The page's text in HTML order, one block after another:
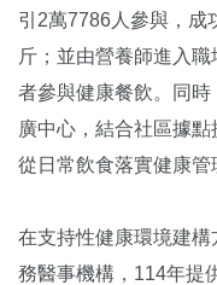
引2萬7786人參與，成
斤；並由營養師進入
者參與健康餐飲。同
廣中心，結合社區據
從日常飲食落實健康管
在支持性健康環境建
務醫事機構，114年提